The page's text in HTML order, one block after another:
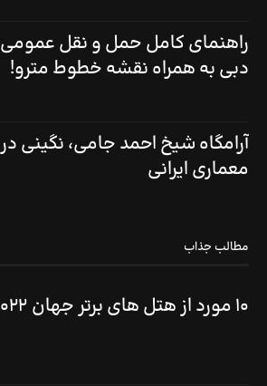
راهنمای کامل حمل و نقل عمومی
دبی به همراه نقشه خطوط مترو!
آرامگاه شیخ احمد جامی، نگینی در
معماری ایرانی
مطالب جذاب
۱۰ مورد از هتل های برتر جهان ۲۰۲۲